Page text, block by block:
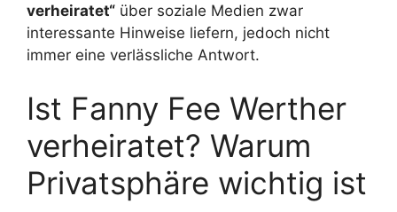
verheiratet“ über soziale Medien zwar
interessante Hinweise liefern, jedoch nicht
immer eine verlässliche Antwort.
Ist Fanny Fee Werther
verheiratet? Warum
Privatsphäre wichtig ist